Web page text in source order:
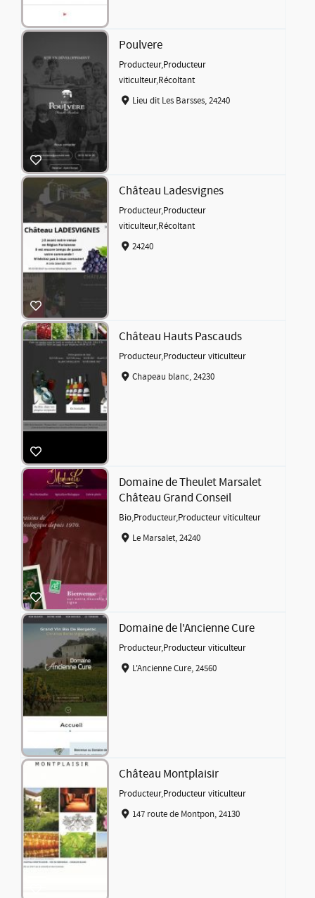
Poulvere
Producteur,Producteur
viticulteur,Récoltant
Lieu dit Les Barsses, 24240
Château Ladesvignes
Producteur,Producteur
viticulteur,Récoltant
24240
Château Hauts Pascauds
Producteur,Producteur viticulteur
Chapeau blanc, 24230
Domaine de Theulet Marsalet
Château Grand Conseil
Bio,Producteur,Producteur viticulteur
Le Marsalet, 24240
Domaine de l'Ancienne Cure
Producteur,Producteur viticulteur
L'Ancienne Cure, 24560
Château Montplaisir
Producteur,Producteur viticulteur
147 route de Montpon, 24130